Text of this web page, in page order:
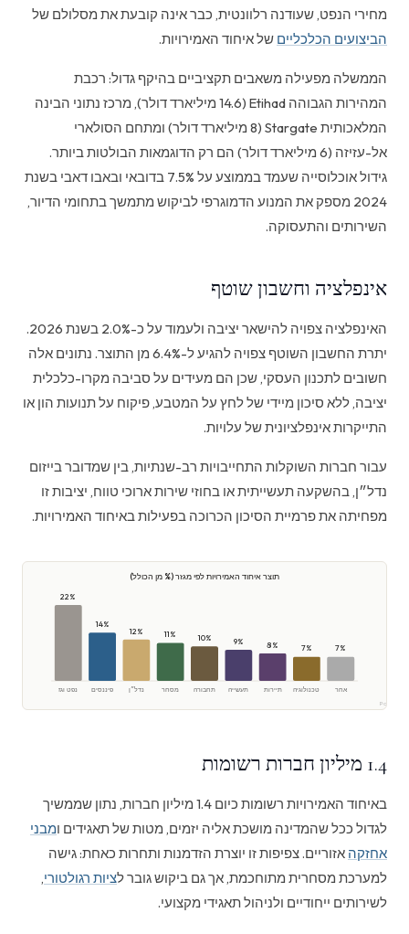
מחירי הנפט, שעודנה רלוונטית, כבר אינה קובעת את מסלולם של
הביצועים הכלכליים של איחוד האמירויות.
הממשלה מפעילה משאבים תקציביים בהיקף גדול: רכבת
המהירות הגבוהה Etihad (14.6 מיליארד דולר), מרכז נתוני הבינה
המלאכותית Stargate (8 מיליארד דולר) ומתחם הסולארי
אל-עזיזה (6 מיליארד דולר) הם רק הדוגמאות הבולטות ביותר.
גידול אוכלוסייה שעמד בממוצע על 7.5% בדובאי ובאבו דאבי בשנת
2024 מספק את המנוע הדמוגרפי לביקוש מתמשך בתחומי הדיור,
השירותים והתעסוקה.
אינפלציה וחשבון שוטף
האינפלציה צפויה להישאר יציבה ולעמוד על כ-2.0% בשנת 2026.
יתרת החשבון השוטף צפויה להגיע ל-6.4% מן התוצר. נתונים אלה
חשובים לתכנון העסקי, שכן הם מעידים על סביבה מקרו-כלכלית
יציבה, ללא סיכון מיידי של לחץ על המטבע, פיקוח על תנועות הון או
התייקרות אינפלציונית של עלויות.
עבור חברות השוקלות התחייבויות רב-שנתיות, בין שמדובר בייזום
נדל״ן, בהשקעה תעשייתית או בחוזי שירות ארוכי טווח, יציבות זו
מפחיתה את פרמיית הסיכון הכרוכה בפעילות באיחוד האמירויות.
תוצר איחוד האמירויות לפי מגזר (% מן הכולל)
22%
נפט וגז
14%
פיננסים
12%
נדל״ן
11%
מסחר
10%
תחבורה
9%
תעשייה
8%
תיירות
7%
טכנולוגיה
7%
אחר
1.4 מיליון חברות רשומות
באיחוד האמירויות רשומות כיום 1.4 מיליון חברות, נתון שממשיך
לגדול ככל שהמדינה מושכת אליה יזמים, מטות של תאגידים ומבני
אחזקה אזוריים. צפיפות זו יוצרת הזדמנות ותחרות כאחת: גישה
למערכת מסחרית מתוחכמת, אך גם ביקוש גובר לציות רגולטורי,
לשירותים ייחודיים ולניהול תאגידי מקצועי.